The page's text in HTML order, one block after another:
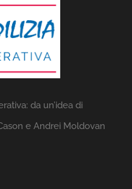
da un’idea di
e Andrei Moldovan